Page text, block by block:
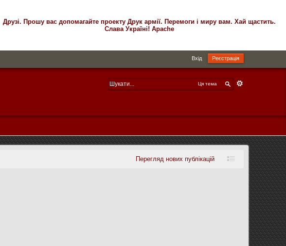
Друзі. Прошу вас допомагайте проекту Друк армії. Перемоги і миру вам. Хай щастить.
Слава Україні! Apache
Вхід Реєстрація
Ця тема
Перегляд нових публікацій